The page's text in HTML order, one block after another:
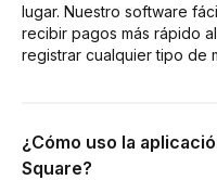
lugar. Nuestro software
recibir pagos más rápido
registrar cualquier tipo de
¿Cómo uso la
Square?